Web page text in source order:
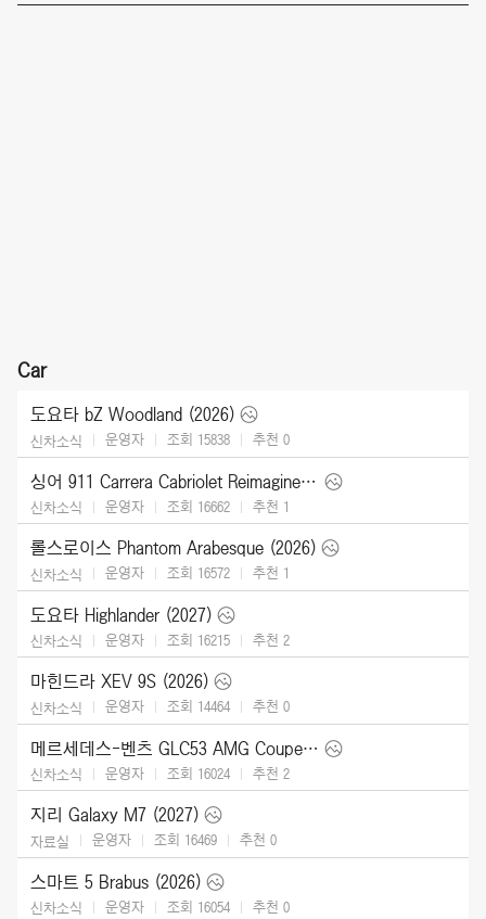
Car
도요타 bZ Woodland (2026)
신차소식 운영자 조회 15838 추천 0
싱어 911 Carrera Cabriolet Reimagined Type 964 (2026)
신차소식 운영자 조회 16662 추천 1
롤스로이스 Phantom Arabesque (2026)
신차소식 운영자 조회 16572 추천 1
도요타 Highlander (2027)
신차소식 운영자 조회 16215 추천 2
마힌드라 XEV 9S (2026)
신차소식 운영자 조회 14464 추천 0
메르세데스-벤츠 GLC53 AMG Coupe (2027)
신차소식 운영자 조회 16024 추천 2
지리 Galaxy M7 (2027)
자료실 운영자 조회 16469 추천 0
스마트 5 Brabus (2026)
신차소식 운영자 조회 16054 추천 0